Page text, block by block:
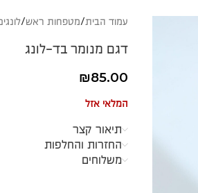
עמוד הבית מטפחות ראש
דגם מנומר בד-לונג
₪85.00
המלאי אזל
תיאור קצר
החזרות והחלפות
משלוחים